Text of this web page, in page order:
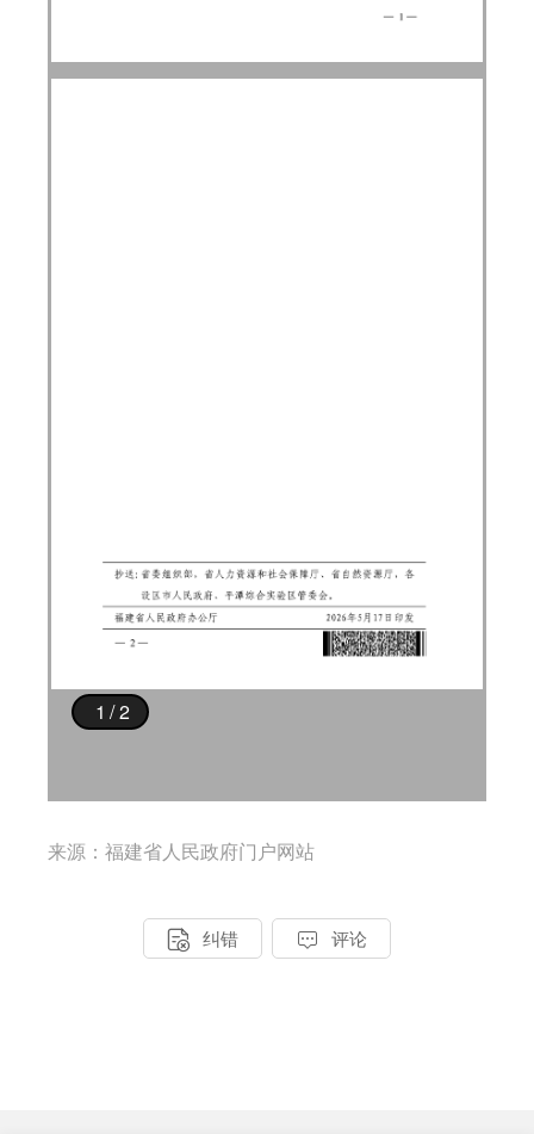
来源：福建省人民政府门户网站
 纠错  评论